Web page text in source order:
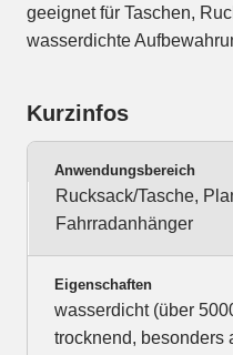
geeignet für Taschen,
wasserdichte
Kurzinfos
Anwendungsbereich
Rucksack/Tasche,
Fahrradanhänger
Eigenschaften
wasserdicht (über
trocknend, besonders